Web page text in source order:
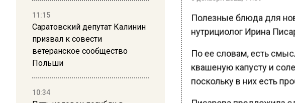
11:15
Саратовский депутат Калинин
призвал к совести
ветеранское сообщество
Польши
10:34
Полезные блюда для
нутрициолог Ирина
По ее словам, есть
квашеную капусту и
поскольку в них есть